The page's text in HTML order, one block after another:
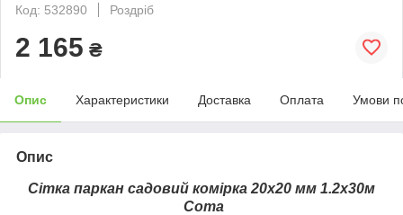
Код: 532890
Роздріб
2 165 ₴
Опис Характеристики Доставка Оплата Умови
Опис
Сітка паркан садовий комірка 20х20 мм 1.2х30м
Сота